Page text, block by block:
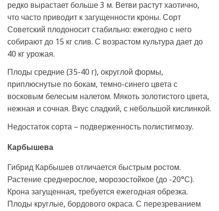
редко вырастает больше 3 м. Ветви растут хаотично,
что часто приводит к загущенности кроны. Сорт
Советский плодоносит стабильно: ежегодно с него
собирают до 15 кг слив. С возрастом культура дает до
40 кг урожая.
Плоды средние (35-40 г), округлой формы,
приплюснутые по бокам, темно-синего цвета с
восковым белесым налетом. Мякоть золотистого цвета,
нежная и сочная. Вкус сладкий, с небольшой кислинкой.
Недостаток сорта – подверженность полистигмозу.
Карбышева
Гибрид Карбышев отличается быстрым ростом.
Растение среднерослое, морозостойкое (до -20°С).
Крона загущенная, требуется ежегодная обрезка.
Плоды круглые, бордового окраса. С перезреванием